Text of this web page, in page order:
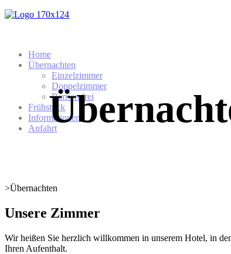
Home
Übernachten
Einzelzimmer
Doppelzimmer
Barrierefrei
Frühstück
Informationen
Anfahrt
>Übernachten
Unsere Zimmer
Wir heißen Sie herzlich willkommen in unserem Hotel, in
Ihren Aufenthalt.